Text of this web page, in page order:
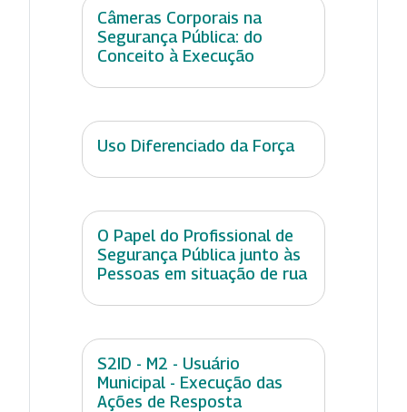
Câmeras Corporais na
Segurança Pública: do
Conceito à Execução
Uso Diferenciado da Força
O Papel do Profissional de
Segurança Pública junto às
Pessoas em situação de rua
S2ID - M2 - Usuário
Municipal - Execução das
Ações de Resposta